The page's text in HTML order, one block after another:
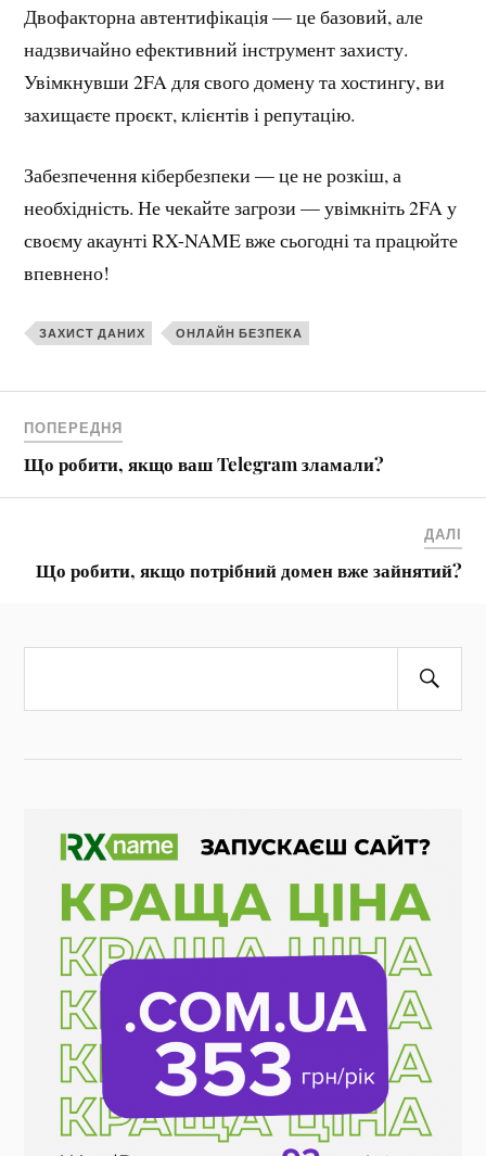
Двофакторна автентифікація — це базовий, але
надзвичайно ефективний інструмент захисту.
Увімкнувши 2FA для свого домену та хостингу, ви
захищаєте проєкт, клієнтів і репутацію.
Забезпечення кібербезпеки — це не розкіш, а
необхідність. Не чекайте загрози — увімкніть 2FA у
своєму акаунті RX-NAME вже сьогодні та працюйте
впевнено!
ЗАХИСТ ДАНИХ ОНЛАЙН БЕЗПЕКА
ПОПЕРЕДНЯ
Що робити, якщо ваш Telegram зламали?
ДАЛІ
Що робити, якщо потрібний домен вже зайнятий?